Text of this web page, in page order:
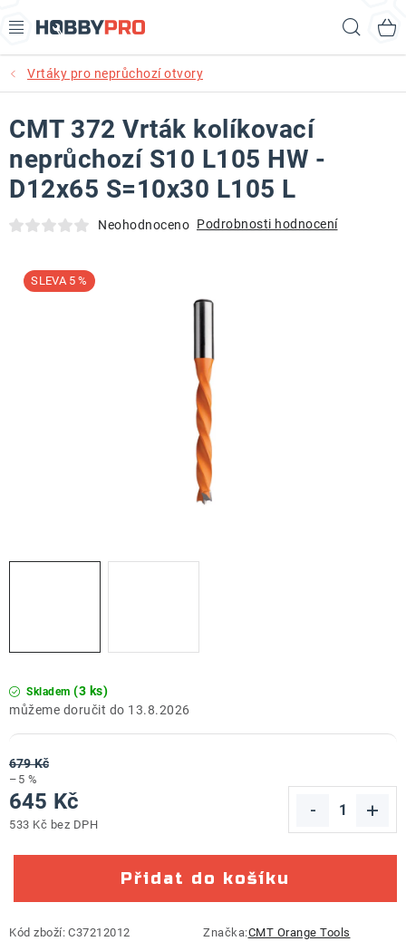
na
AKCE
PRODUKTY
PRODUKTY RECORD POWER
PRODUKTY BENET
Obchodní podmínky
Podmínky ochrany osobních údajů
Vrtáky pro neprůchozí otvory
Skladem (3 ks)
13.8.2026
679 Kč
–5 %
645 Kč
533 Kč bez DPH
Přidat do košíku
Kód zboží: C37212012 Značka:CMT Orange Tools
CMT 372 Vrták kolíkovací
neprůchozí S10 L105 HW -
D12x65 S=10x30 L105 L
Neohodnoceno Podrobnosti hodnocení
5 %